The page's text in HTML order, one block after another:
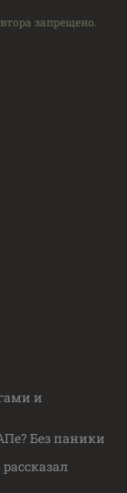
запрещено.
и
Без паники